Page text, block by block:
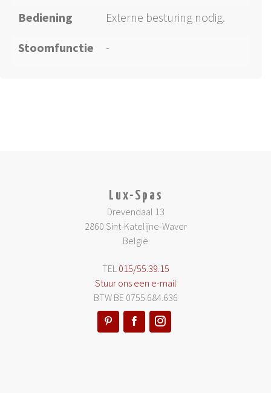
Bediening
Externe besturing nodig.
Stoomfunctie
-
Lux-Spas
Drevendaal 13
2860 Sint-Katelijne-Waver
België
TEL 015/55.39.15
Stuur ons een e-mail
BTW BE 0755.684.636